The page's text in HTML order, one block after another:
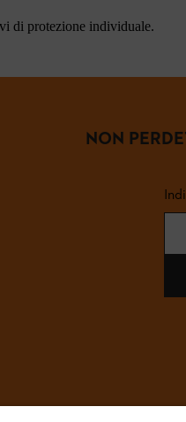
di protezione individuale.
NON